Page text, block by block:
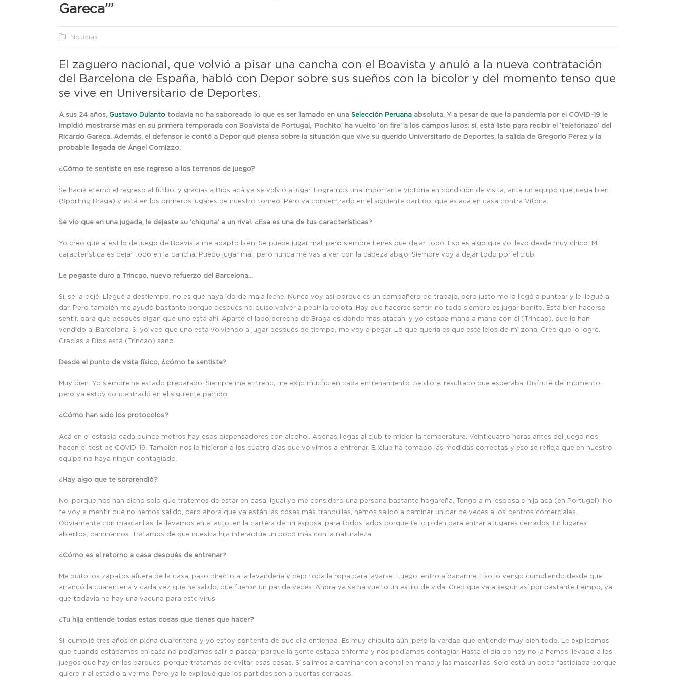
Gareca’”
Noticias
El zaguero nacional, que volvió a pisar una cancha con el Boavista y anuló a la nueva contratación
del Barcelona de España, habló con Depor sobre sus sueños con la bicolor y del momento tenso que
se vive en Universitario de Deportes.
A sus 24 años, Gustavo Dulanto todavía no ha saboreado lo que es ser llamado en una Selección Peruana absoluta. Y a pesar de que la pandemia por el COVID-19 le
impidió mostrarse más en su primera temporada con Boavista de Portugal, ‘Pochito’ ha vuelto ‘on fire’ a los campos lusos: sí, está listo para recibir el ‘telefonazo’ del
Ricardo Gareca. Además, el defensor le contó a Depor qué piensa sobre la situación que vive su querido Universitario de Deportes, la salida de Gregorio Pérez y la
probable llegada de Ángel Comizzo.
¿Cómo te sentiste en ese regreso a los terrenos de juego?
Se hacia eterno el regreso al fútbol y gracias a Dios acá ya se volvió a jugar. Logramos una importante victoria en condición de visita, ante un equipo que juega bien
(Sporting Braga) y está en los primeros lugares de nuestro torneo. Pero ya concentrado en el siguiente partido, que es acá en casa contra Vitoria.
Se vio que en una jugada, le dejaste su ‘chiquita’ a un rival. ¿Esa es una de tus características?
Yo creo que al estilo de juego de Boavista me adapto bien. Se puede jugar mal, pero siempre tienes que dejar todo. Eso es algo que yo llevo desde muy chico. Mi
característica es dejar todo en la cancha. Puedo jugar mal, pero nunca me vas a ver con la cabeza abajo. Siempre voy a dejar todo por el club.
Le pegaste duro a Trincao, nuevo refuerzo del Barcelona…
Sí, se la dejé. Llegué a destiempo, no es que haya ido de mala leche. Nunca voy así porque es un compañero de trabajo, pero justo me la llegó a puntear y le llegué a
dar. Pero también me ayudó bastante porque después no quiso volver a pedir la pelota. Hay que hacerse sentir, no todo siempre es jugar bonito. Está bien hacerse
sentir, para que después digan que uno está ahí. Aparte el lado derecho de Braga es donde más atacan, y yo estaba mano a mano con él (Trincao), que lo han
vendido al Barcelona. Si yo veo que uno está volviendo a jugar después de tiempo, me voy a pegar. Lo que quería es que esté lejos de mi zona. Creo que lo logré.
Gracias a Dios está (Trincao) sano.
Desde el punto de vista físico, ¿cómo te sentiste?
Muy bien. Yo siempre he estado preparado. Siempre me entreno, me exijo mucho en cada entrenamiento. Se dio el resultado que esperaba. Disfruté del momento,
pero ya estoy concentrado en el siguiente partido.
¿Cómo han sido los protocolos?
Acá en el estadio cada quince metros hay esos dispensadores con alcohol. Apenas llegas al club te miden la temperatura. Veinticuatro horas antes del juego nos
hacen el test de COVID-19. También nos lo hicieron a los cuatro días que volvimos a entrenar. El club ha tomado las medidas correctas y eso se refleja que en nuestro
equipo no haya ningún contagiado.
¿Hay algo que te sorprendió?
No, porque nos han dicho solo que tratemos de estar en casa. Igual yo me considero una persona bastante hogareña. Tengo a mi esposa e hija acá (en Portugal). No
te voy a mentir que no hemos salido, pero ahora que ya están las cosas más tranquilas, hemos salido a caminar un par de veces a los centros comerciales.
Obviamente con mascarillas, le llevamos en el auto, en la cartera de mi esposa, para todos lados porque te lo piden para entrar a lugares cerrados. En lugares
abiertos, caminamos. Tratamos de que nuestra hija interactúe un poco más con la naturaleza.
¿Cómo es el retorno a casa después de entrenar?
Me quito los zapatos afuera de la casa, paso directo a la lavandería y dejo toda la ropa para lavarse. Luego, entro a bañarme. Eso lo vengo cumpliendo desde que
arrancó la cuarentena y cada vez que he salido, que fueron un par de veces. Ahora ya se ha vuelto un estilo de vida. Creo que va a seguir así por bastante tiempo, ya
que todavía no hay una vacuna para este virus.
¿Tu hija entiende todas estas cosas que tienes que hacer?
Sí, cumplió tres años en plena cuarentena y yo estoy contento de que ella entienda. Es muy chiquita aún, pero la verdad que entiende muy bien todo. Le explicamos
que cuando estábamos en casa no podíamos salir o pasear porque la gente estaba enferma y nos podíamos contagiar. Hasta el día de hoy no la hemos llevado a los
juegos que hay en los parques, porque tratamos de evitar esas cosas. Sí salimos a caminar con alcohol en mano y las mascarillas. Solo está un poco fastidiada porque
quiere ir al estadio a verme. Pero ya le expliqué que los partidos son a puertas cerradas.